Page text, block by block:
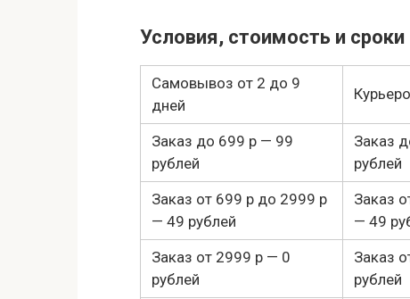
Условия, стоимость и сроки
Самовывоз от 2 до 9
дней
Заказ до 699 р — 99
рублей
Заказ
рублей
Заказ от 699 р до 2999 р
— 49 рублей
Заказ
— 49
Заказ от 2999 р — 0
рублей
Заказ
рублей